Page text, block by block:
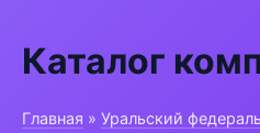
Каталог
Главная » Уральский